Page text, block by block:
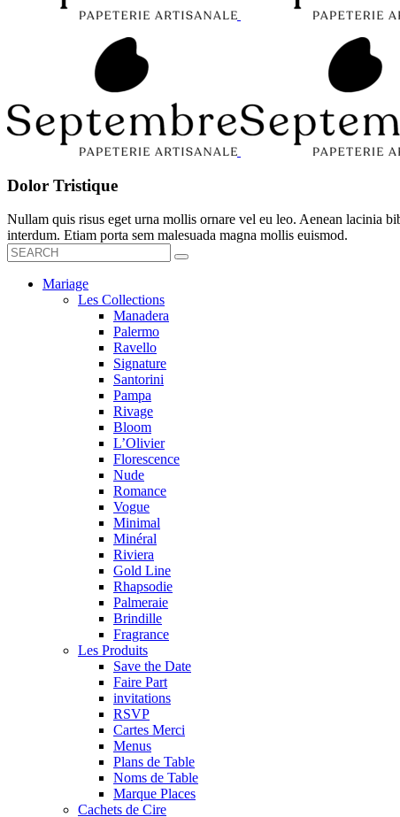
Dolor Tristique
Nullam quis risus eget urna mollis ornare vel eu leo. Aenean lacinia
interdum. Etiam porta sem malesuada magna mollis euismod.
Mariage
Les Collections
Manadera
Palermo
Ravello
Signature
Santorini
Pampa
Rivage
Bloom
L’Olivier
Florescence
Nude
Romance
Vogue
Minimal
Minéral
Riviera
Gold Line
Rhapsodie
Palmeraie
Brindille
Fragrance
Les Produits
Save the Date
Faire Part
invitations
RSVP
Cartes Merci
Menus
Plans de Table
Noms de Table
Marque Places
Cachets de Cire